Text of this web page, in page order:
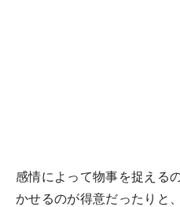
感情によって物事を捉える
かせるのが得意だったりと